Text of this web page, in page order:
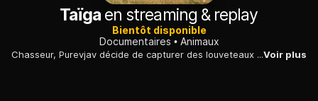
Taïgaen streaming & replay
Bientôt disponible
Documentaires
Animaux
Chasseur, Purevjav décide de capturer des louveteaux pour les revendre mais il prend conscience qu'il a violé la frontière sacrée entre les hommes et la nature.Voir plus